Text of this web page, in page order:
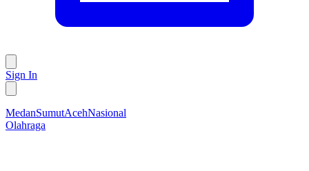
Sign In
MedanSumutAcehNasional
Olahraga